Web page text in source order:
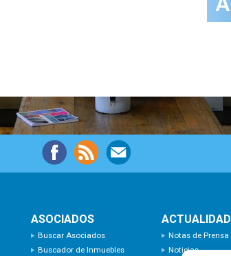
ASOCIADOS
Buscar Asociados
Buscador de Inmuebles
ACTUALIDAD
Notas de Prensa
Noticias